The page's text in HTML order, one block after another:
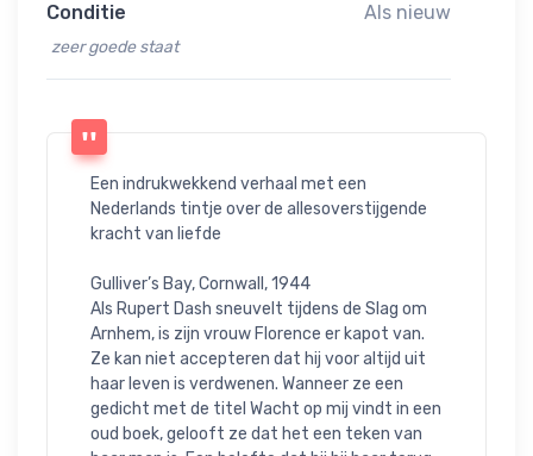
Conditie Als nieuw
zeer goede staat
Een indrukwekkend verhaal met een
Nederlands tintje over de allesoverstijgende
kracht van liefde
Gulliver’s Bay, Cornwall, 1944
Als Rupert Dash sneuvelt tijdens de Slag om
Arnhem, is zijn vrouw Florence er kapot van.
Ze kan niet accepteren dat hij voor altijd uit
haar leven is verdwenen. Wanneer ze een
gedicht met de titel Wacht op mij vindt in een
oud boek, gelooft ze dat het een teken van